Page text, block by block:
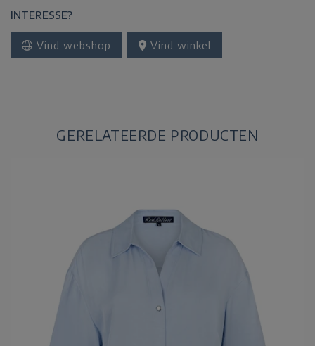
INTERESSE?
Vind webshop Vind winkel
GERELATEERDE PRODUCTEN